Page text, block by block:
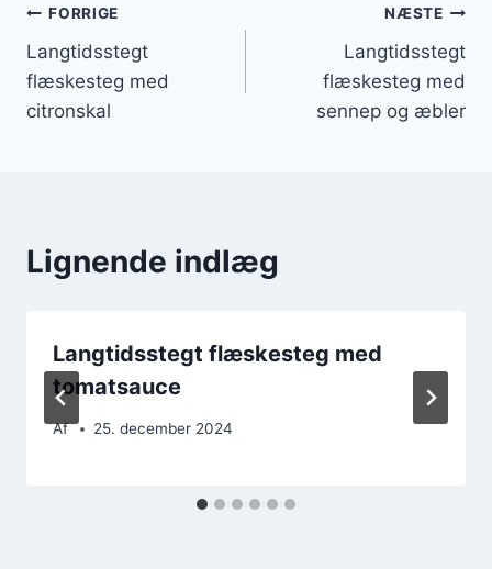
Indlægsnavigation
FORRIGE
Langtidsstegt
flæskesteg med
citronskal
NÆSTE
Langtidsstegt
flæskesteg med
sennep og æbler
Lignende indlæg
Langtidsstegt flæskesteg med
tomatsauce
Af 25. december 2024